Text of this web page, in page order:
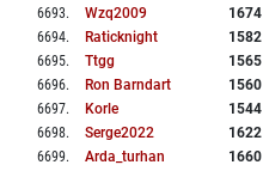
6693. Wzq2009 1674
6694. Raticknight 1582
6695. Ttgg 1565
6696. Ron Barndart 1560
6697. Korle 1544
6698. Serge2022 1622
6699. Arda_turhan 1660